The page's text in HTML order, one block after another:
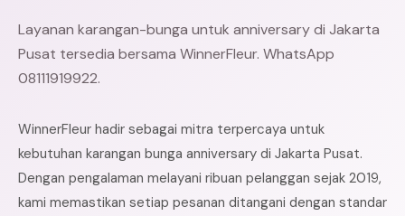
Layanan karangan-bunga untuk anniversary di Jakarta
Pusat tersedia bersama WinnerFleur. WhatsApp
08111919922.
WinnerFleur hadir sebagai mitra terpercaya untuk
kebutuhan karangan bunga anniversary di Jakarta Pusat.
Dengan pengalaman melayani ribuan pelanggan sejak 2019,
kami memastikan setiap pesanan ditangani dengan standar